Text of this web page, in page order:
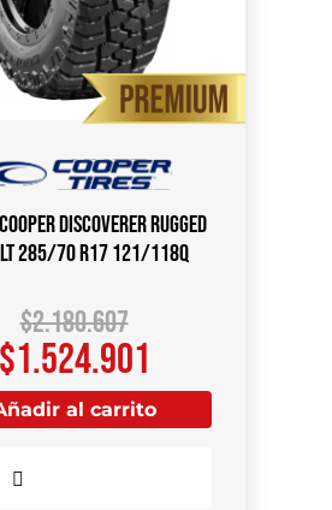
DISCOVERER RUGGED
LT 285/70 R17 121/118Q
$2.180.607
$1.524.901
al carrito